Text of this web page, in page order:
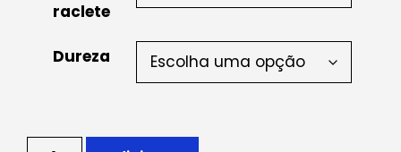
raclete
Dureza
Quantidade